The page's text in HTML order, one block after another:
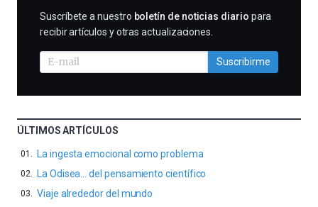
SUSCRIBIRME
Suscríbete a nuestro boletín de noticias diario para
recibir artículos y otras actualizaciones.
Suscribirme
ÚLTIMOS ARTÍCULOS
La ingesta emocional como problema
La Odisea… del pensamiento científico
Viaje alrededor del mundo